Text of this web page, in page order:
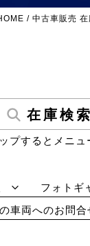
/ 中古車販売 在
在庫検索
プするとメニュ
フォトギ
車両へのお問合